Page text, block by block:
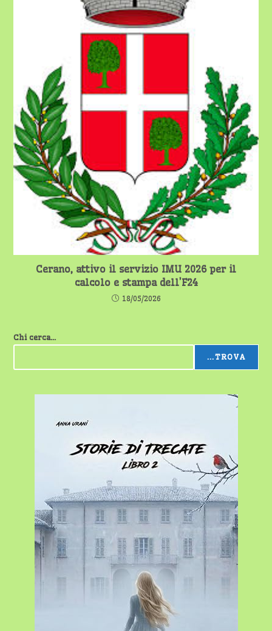
Cerano, attivo il servizio IMU 2026 per il
calcolo e stampa dell’F24
18/05/2026
Chi cerca...
...TROVA